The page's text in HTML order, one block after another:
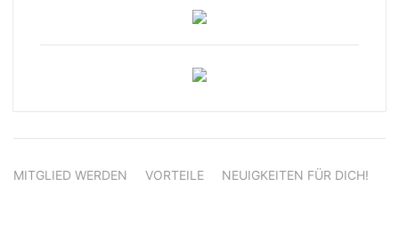
MITGLIED WERDEN VORTEILE NEUIGKEITEN FÜR DICH!